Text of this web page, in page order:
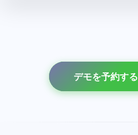
デモを予約する